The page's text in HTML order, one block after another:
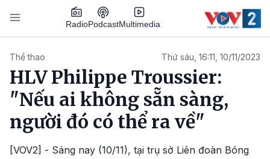
Nhảy đến nội dung
RadioPodcastMultimedia
Thể thao Thứ sáu, 16:11, 10/11/2023
HLV Philippe Troussier:
"Nếu ai không sẵn sàng,
người đó có thể ra về"
[VOV2] - Sáng nay (10/11), tại trụ sở Liên đoàn Bóng